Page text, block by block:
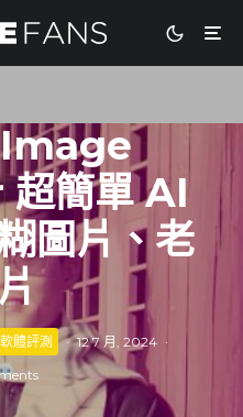
簡單 AI
圖片、老
軟體評測 · 12 7 月, 2024 ·